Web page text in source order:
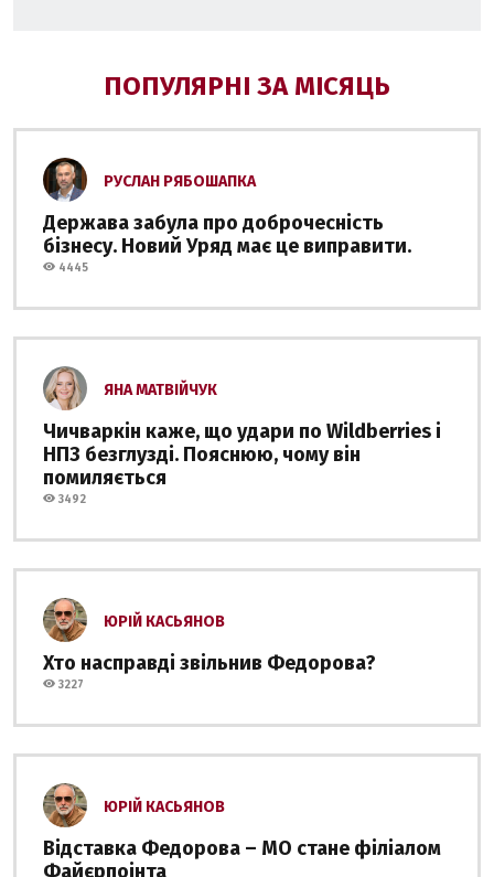
ПОПУЛЯРНІ ЗА МІСЯЦЬ
РУСЛАН РЯБОШАПКА
Держава забула про доброчесність
бізнесу. Новий Уряд має це виправити.
4445
ЯНА МАТВІЙЧУК
Чичваркін каже, що удари по Wildberries і
НПЗ безглузді. Пояснюю, чому він
помиляється
3492
ЮРІЙ КАСЬЯНОВ
Хто насправді звільнив Федорова?
3227
ЮРІЙ КАСЬЯНОВ
Відставка Федорова – МО стане філіалом
Файєрпоінта